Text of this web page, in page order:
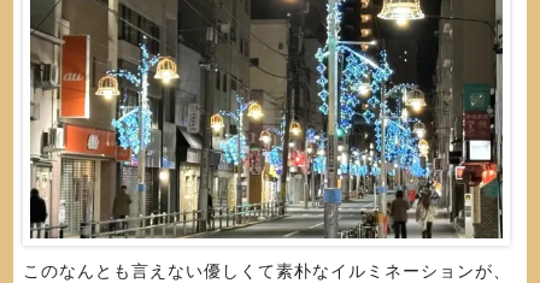
このなんとも言えない優しくて素朴なイルミネーションが、